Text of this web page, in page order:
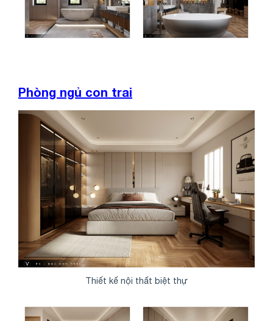
Phòng ngủ con trai
Thiết kế nội thất biệt thự